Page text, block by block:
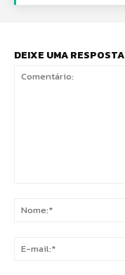
DEIXE UMA RESPOSTA